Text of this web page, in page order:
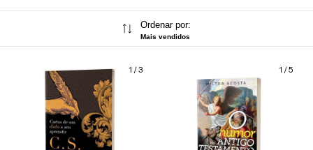
Ordenar por:
Mais vendidos
1 /3 1 /5